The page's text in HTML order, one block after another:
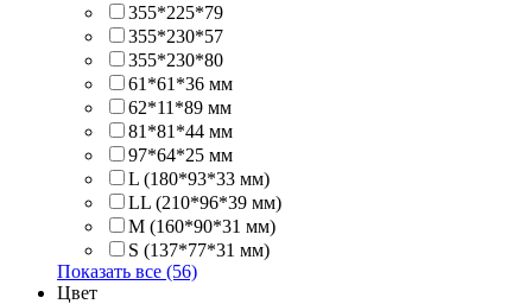
355*225*79
355*230*57
355*230*80
61*61*36 мм
62*11*89 мм
81*81*44 мм
97*64*25 мм
L (180*93*33 мм)
LL (210*96*39 мм)
M (160*90*31 мм)
S (137*77*31 мм)
Показать все (56)
Цвет